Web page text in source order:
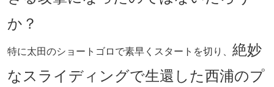
か？
特に太田のショートゴロで素早くスタートを切り、 絶妙
なスライディングで生還した西浦のプ